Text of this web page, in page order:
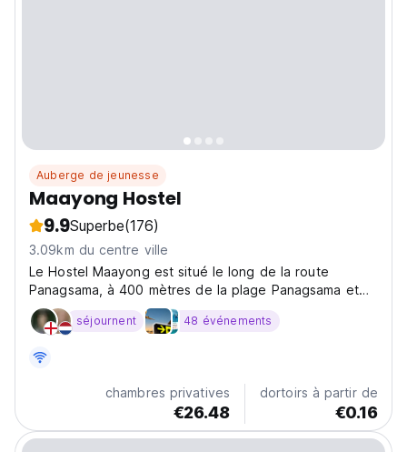
Auberge de jeunesse
Maayong Hostel
9.9Superbe(176)
3.09km du centre ville
Le Hostel Maayong est situé le long de la route
Panagsama, à 400 mètres de la plage Panagsama et
de la célèbre course de sardines.
séjournent 48 événements
chambres privatives
€26.48
dortoirs à partir de
€0.16